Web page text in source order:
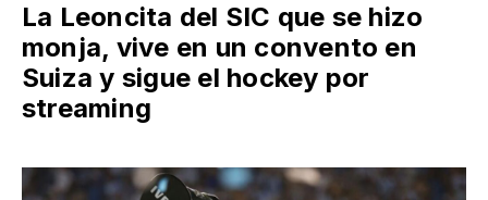
La Leoncita del SIC que se hizo
monja, vive en un convento en
Suiza y sigue el hockey por
streaming